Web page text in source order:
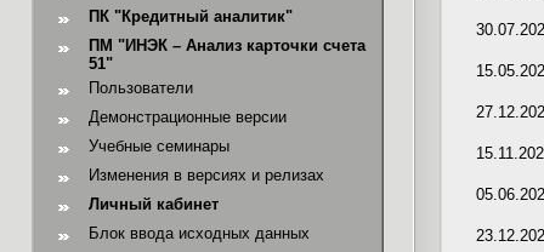
ПК "Кредитный аналитик"
ПМ "ИНЭК – Анализ карточки счета
51"
Пользователи
Демонстрационные версии
Учебные семинары
Изменения в версиях и релизах
Личный кабинет
Блок ввода исходных данных